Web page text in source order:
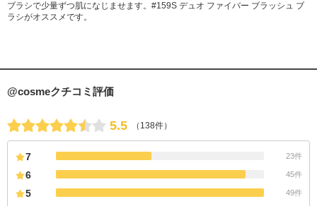
ブラシで少量ずつ肌になじませます。#159S デュオ ファイバー ブラッシュ ブ
ラシがオススメです。
@cosmeクチコミ評価
5.5 （138件）
7 23件
6 45件
5 49件